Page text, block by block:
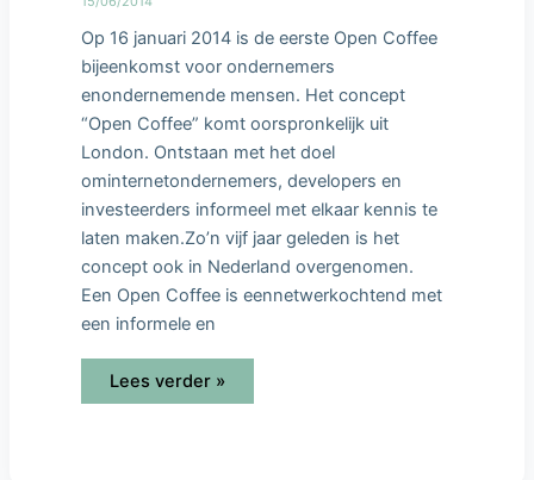
Op 16 januari 2014 is de eerste Open Coffee
bijeenkomst voor ondernemers
enondernemende mensen. Het concept
“Open Coffee” komt oorspronkelijk uit
London. Ontstaan met het doel
ominternetondernemers, developers en
investeerders informeel met elkaar kennis te
laten maken.Zo’n vijf jaar geleden is het
concept ook in Nederland overgenomen.
Een Open Coffee is eennetwerkochtend met
een informele en
Lees verder »